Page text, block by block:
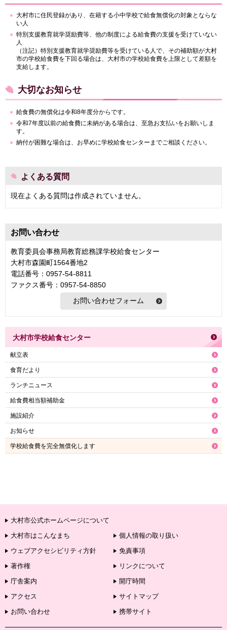
大村市に住民登録があり、在籍する小中学校で給食無償化の対象とならな
い人
特別支援教育就学奨励費等、他の制度による給食費の支援を受けていない
人
（注記）特別支援教育就学奨励費等を受けている人で、その補助額が大村
市の学校給食費を下回る場合は、大村市の学校給食費を上限として差額を
支給します。
大切なお知らせ
給食費の無償化は令和8年度分からです。
令和7年度以前の給食費に未納がある場合は、至急お支払いをお願いしま
す。
納付が困難な場合は、お早めに学校給食センターまでご相談ください。
よくある質問
現在よくある質問は作成されていません。
お問い合わせ
教育委員会事務局教育総務課学校給食センター
大村市森園町1564番地2
電話番号：0957-54-8811
ファクス番号：0957-54-8850
大村市学校給食センター
献立表
食育だより
ランチニュース
給食費相当額補助金
施設紹介
お知らせ
学校給食費を完全無償化します
大村市公式ホームページについて
大村市はこんなまち
個人情報の取り扱い
ウェブアクセシビリティ方針
免責事項
著作権
リンクについて
庁舎案内
開庁時間
アクセス
サイトマップ
お問い合わせ
携帯サイト